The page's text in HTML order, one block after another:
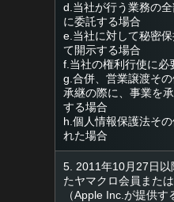
d.当社が行う業務の
に委託する場合
e.当社に対して秘密
て開示する場合
f.当社の権利行使に必
g.合併、営業譲渡そ
承継の際に、事業を
する場合
h.個人情報保護法そ
れた場合
5. 2011年10月27日以
たヤマクロ会員また
（Apple Inc.が提供